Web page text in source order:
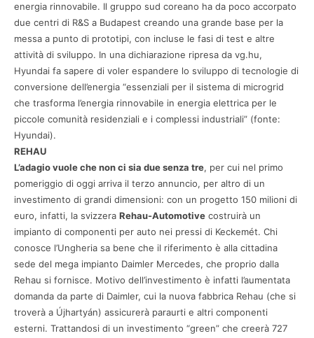
energia rinnovabile. Il gruppo sud coreano ha da poco accorpato
due centri di R&S a Budapest creando una grande base per la
messa a punto di prototipi, con incluse le fasi di test e altre
attività di sviluppo. In una dichiarazione ripresa da vg.hu,
Hyundai fa sapere di voler espandere lo sviluppo di tecnologie di
conversione dell’energia “essenziali per il sistema di microgrid
che trasforma l’energia rinnovabile in energia elettrica per le
piccole comunità residenziali e i complessi industriali” (fonte:
Hyundai).
REHAU
L’adagio vuole che non ci sia due senza tre, per cui nel primo
pomeriggio di oggi arriva il terzo annuncio, per altro di un
investimento di grandi dimensioni: con un progetto 150 milioni di
euro, infatti, la svizzera Rehau-Automotive costruirà un
impianto di componenti per auto nei pressi di Keckemét. Chi
conosce l’Ungheria sa bene che il riferimento è alla cittadina
sede del mega impianto Daimler Mercedes, che proprio dalla
Rehau si fornisce. Motivo dell’investimento è infatti l’aumentata
domanda da parte di Daimler, cui la nuova fabbrica Rehau (che si
troverà a Újhartyán) assicurerà paraurti e altri componenti
esterni. Trattandosi di un investimento “green” che creerà 727